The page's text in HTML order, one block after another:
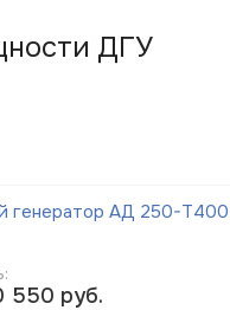
ДГУ
генератор АД 250-
550 руб.